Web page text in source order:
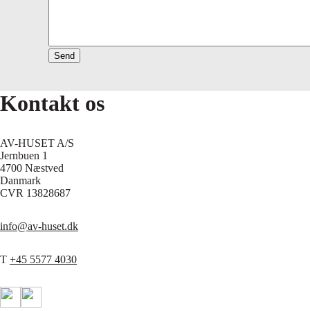
Send
Kontakt os
AV-HUSET A/S
Jernbuen 1
4700 Næstved
Danmark
CVR 13828687
info@av-huset.dk
T +45 5577 4030